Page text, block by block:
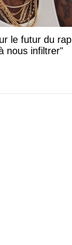
le futur du rap
nous infiltrer"